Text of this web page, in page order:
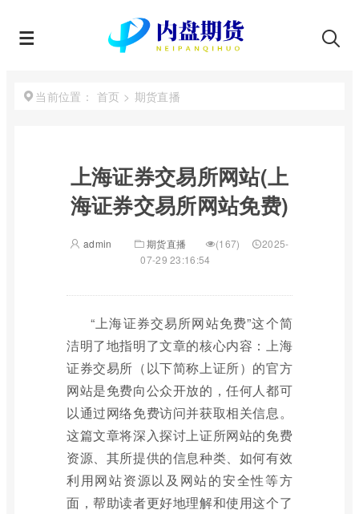
当前位置： 首页 > 期货直播
上海证券交易所网站(上
海证券交易所网站免费)
admin 期货直播 (167)
2025-
07-29 23:16:54
“上海证券交易所网站免费”这个简
洁明了地指明了文章的核心内容：上海
证券交易所（以下简称上证所）的官方
网站是免费向公众开放的，任何人都可
以通过网络免费访问并获取相关信息。
这篇文章将深入探讨上证所网站的免费
资源、其所提供的信息种类、如何有效
利用网站资源以及网站的安全性等方
面，帮助读者更好地理解和使用这个了